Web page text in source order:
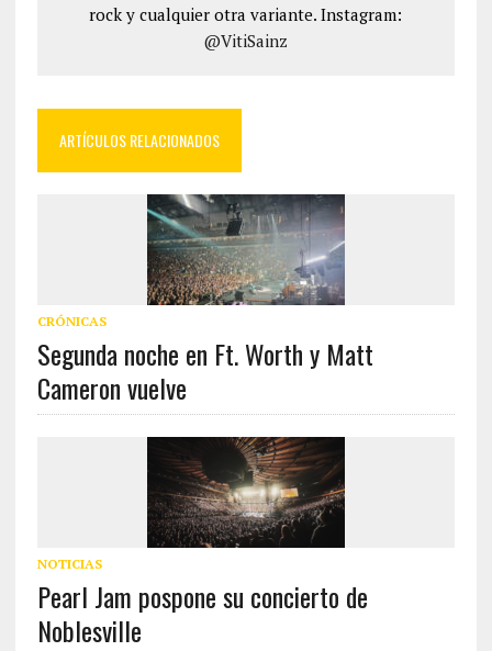
rock y cualquier otra variante. Instagram:
@VitiSainz
ARTÍCULOS RELACIONADOS
CRÓNICAS
Segunda noche en Ft. Worth y Matt
Cameron vuelve
NOTICIAS
Pearl Jam pospone su concierto de
Noblesville